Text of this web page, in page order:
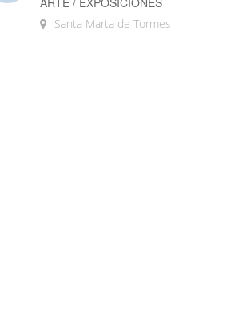
Santa Marta de Tormes